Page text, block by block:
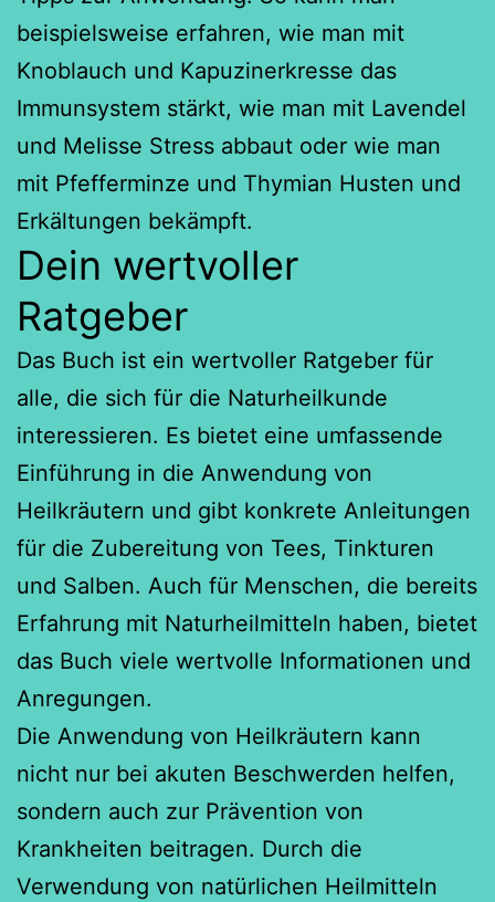
beispielsweise erfahren, wie man mit
Knoblauch und Kapuzinerkresse das
Immunsystem stärkt, wie man mit Lavendel
und Melisse Stress abbaut oder wie man
mit Pfefferminze und Thymian Husten und
Erkältungen bekämpft.
Dein wertvoller
Ratgeber
Das Buch ist ein wertvoller Ratgeber für
alle, die sich für die Naturheilkunde
interessieren. Es bietet eine umfassende
Einführung in die Anwendung von
Heilkräutern und gibt konkrete Anleitungen
für die Zubereitung von Tees, Tinkturen
und Salben. Auch für Menschen, die bereits
Erfahrung mit Naturheilmitteln haben, bietet
das Buch viele wertvolle Informationen und
Anregungen.
Die Anwendung von Heilkräutern kann
nicht nur bei akuten Beschwerden helfen,
sondern auch zur Prävention von
Krankheiten beitragen. Durch die
Verwendung von natürlichen Heilmitteln